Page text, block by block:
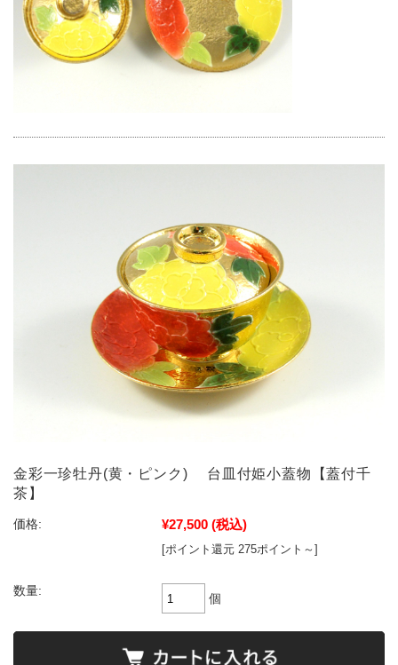
金彩一珍牡丹(黄・ピンク) 台皿付姫小蓋物【蓋付千
茶】
価格: ¥27,500 (税込)
[ポイント還元 275ポイント～]
数量:
個